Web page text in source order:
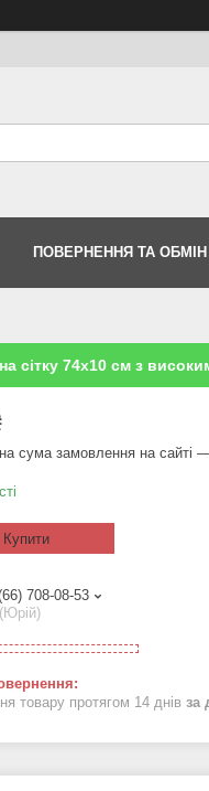
ПОВЕРНЕННЯ ТА ОБМІН
сітку 74х10 см з
сума замовлення на сайті
Купити
708-08-53
товару протягом 14 днів за